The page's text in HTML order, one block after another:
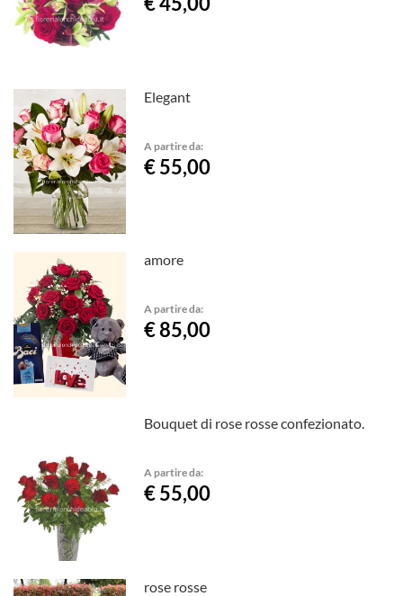
Elegant
A partire da:
€ 55,00
amore
A partire da:
€ 85,00
Bouquet di rose rosse confezionato.
A partire da:
€ 55,00
rose rosse